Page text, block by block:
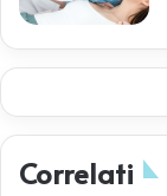
Correlati